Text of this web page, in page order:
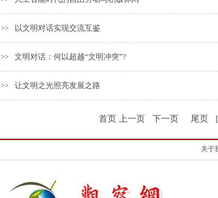
>> 以文明对话实现交流互鉴
>> 文明对话：何以超越“文明冲突”?
>> 让文明之光照亮发展之路
首页 上一页 下一页 尾页
关于